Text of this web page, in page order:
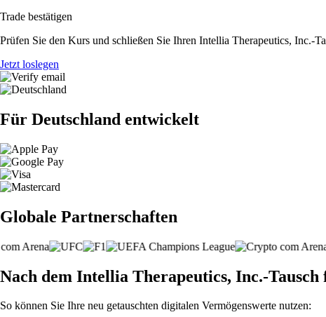
Trade bestätigen
Prüfen Sie den Kurs und schließen Sie Ihren Intellia Therapeutics, Inc.-
Jetzt loslegen
Für Deutschland entwickelt
Globale Partnerschaften
Nach dem Intellia Therapeutics, Inc.-
So können Sie Ihre neu getauschten digitalen Vermögenswerte nutzen: